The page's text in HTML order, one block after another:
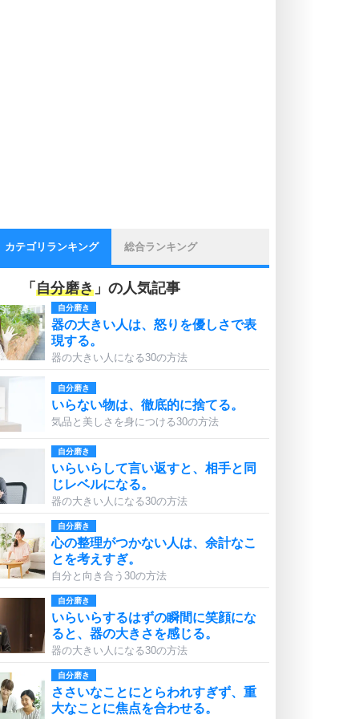
カテゴリランキング 総合ランキング
「 自分磨き 」の人気記事
自分磨き
器の大きい人は、怒りを優しさで表
現する。
器の大きい人になる30の方法
自分磨き
いらない物は、徹底的に捨てる。
気品と美しさを身につける30の方法
自分磨き
いらいらして言い返すと、相手と同
じレベルになる。
器の大きい人になる30の方法
自分磨き
心の整理がつかない人は、余計なこ
とを考えすぎ。
自分と向き合う30の方法
自分磨き
いらいらするはずの瞬間に笑顔にな
ると、器の大きさを感じる。
器の大きい人になる30の方法
自分磨き
ささいなことにとらわれすぎず、重
大なことに焦点を合わせる。